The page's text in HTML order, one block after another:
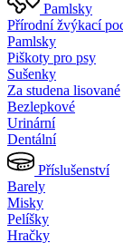
Pamlsky
Přírodní žvýkací
Pamlsky
Piškoty pro psy
Sušenky
Za studena lisované
Bezlepkové
Urinární
Dentální
Příslušenství
Barely
Misky
Pelíšky
Hračky